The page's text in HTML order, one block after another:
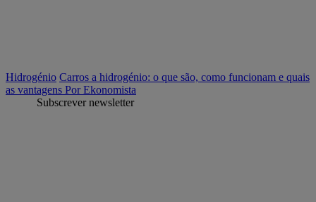
Hidrogénio Carros a hidrogénio: o que são, como funcionam e quais
as vantagens Por Ekonomista
Subscrever newsletter